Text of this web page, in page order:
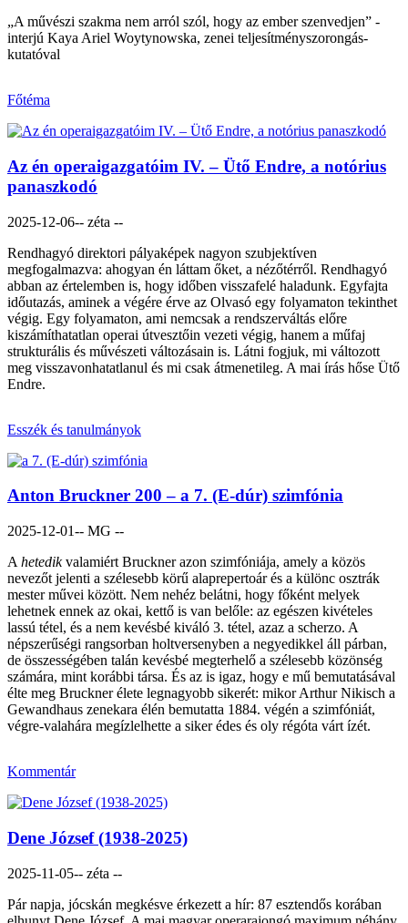
„A művészi szakma nem arról szól, hogy az ember szenvedjen” -
interjú Kaya Ariel Woytynowska, zenei teljesítményszorongás-
kutatóval
Főtéma
Az én operaigazgatóim IV. – Ütő Endre, a notórius
panaszkodó
2025-12-06-- zéta --
Rendhagyó direktori pályaképek nagyon szubjektíven
megfogalmazva: ahogyan én láttam őket, a nézőtérről. Rendhagyó
abban az értelemben is, hogy időben visszafelé haladunk. Egyfajta
időutazás, aminek a végére érve az Olvasó egy folyamaton tekinthet
végig. Egy folyamaton, ami nemcsak a rendszerváltás előre
kiszámíthatatlan operai útvesztőin vezeti végig, hanem a műfaj
strukturális és művészeti változásain is. Látni fogjuk, mi változott
meg visszavonhatatlanul és mi csak átmenetileg. A mai írás hőse Ütő
Endre.
Esszék és tanulmányok
Anton Bruckner 200 – a 7. (E-dúr) szimfónia
2025-12-01-- MG --
A hetedikvalamiért Bruckner azon szimfóniája, amely a közös
nevezőt jelenti a szélesebb körű alaprepertoár és a különc osztrák
mester művei között. Nem nehéz belátni, hogy főként melyek
lehetnek ennek az okai, kettő is van belőle: az egészen kivételes
lassú tétel, és a nem kevésbé kiváló 3. tétel, azaz a scherzo. A
népszerűségi rangsorban holtversenyben a negyedikkel áll párban,
de összességében talán kevésbé megterhelő a szélesebb közönség
számára, mint korábbi társa. És az is igaz, hogy e mű bemutatásával
élte meg Bruckner élete legnagyobb sikerét: mikor Arthur Nikisch a
Gewandhaus zenekara élén bemutatta 1884. végén a szimfóniát,
végre-valahára megízlelhette a siker édes és oly régóta várt ízét.
Kommentár
Dene József (1938-2025)
2025-11-05-- zéta --
Pár napja, jócskán megkésve érkezett a hír: 87 esztendős korában